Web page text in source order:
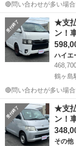
🔴問い合わせが多い場
しておりますので、気に
番号◆ S3H2558 ◆支払い総額◆ 13.8万円 上記の
サイクル券等...
埼玉 川越市 鶴
★支
ン！
ハイエ
鶴ヶ島
🔴問い合わせが多い場
しておりますので、気に
埼玉 川越市 鶴
★支
ン！
その他